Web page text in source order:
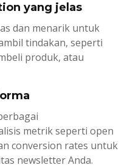
yang jelas
dan menarik untuk
tindakan, seperti
produk, atau
metrik seperti open
conversion rates untuk
newsletterAnda.